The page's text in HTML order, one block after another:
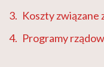
Koszty związane
Programy